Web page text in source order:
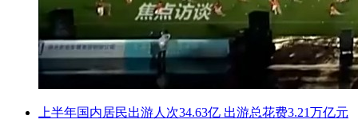
上半年国内居民出游人次34.63亿 出游总花费3.21万亿元